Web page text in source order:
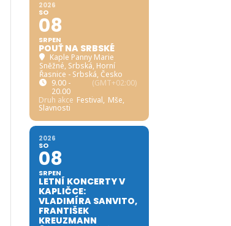
2026
SO
08
SRPEN
POUŤ NA SRBSKÉ
Kaple Panny Marie
Sněžné, Srbská, Horní
Řasnice - Srbská, Česko
9.00 -
20.00
(GMT+02:00)
Druh akce Festival, Mše,
Slavnosti
2026
SO
08
SRPEN
LETNÍ KONCERTY V
KAPLIČCE:
VLADIMÍRA SANVITO,
FRANTIŠEK
KREUZMANN